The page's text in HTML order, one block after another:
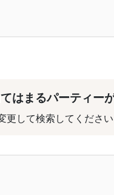
はまるパーティー
更して検索してください